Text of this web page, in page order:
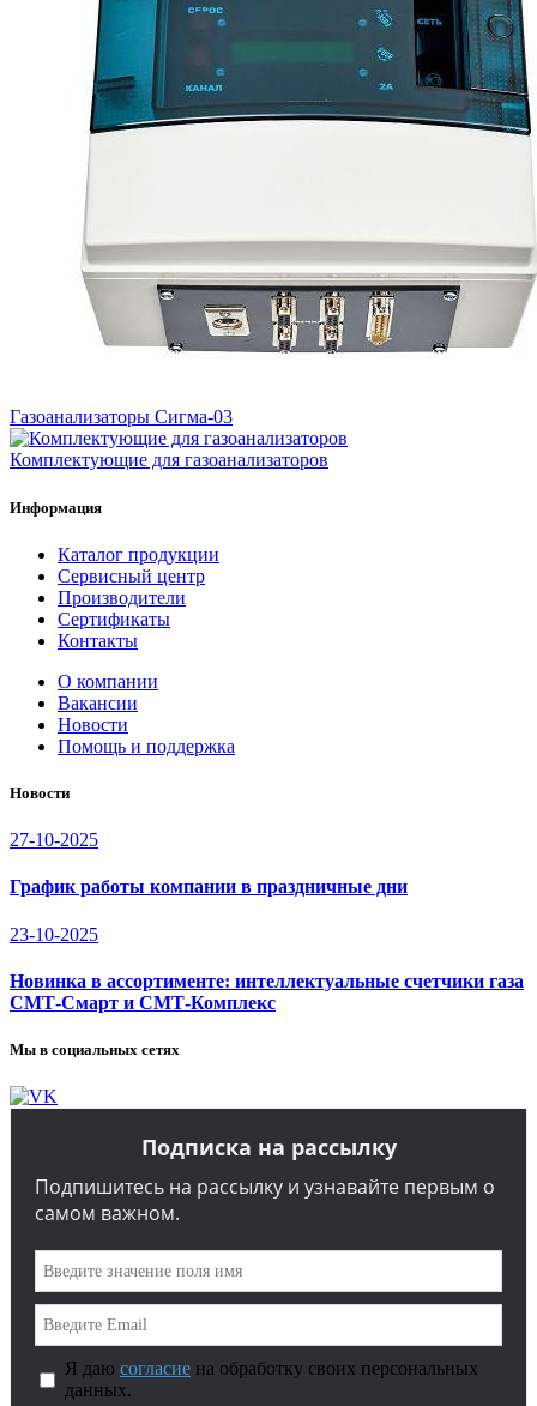
Газоанализаторы Сигма-03
Комплектующие для газоанализаторов
Информация
Каталог продукции
Сервисный центр
Производители
Сертификаты
Контакты
О компании
Вакансии
Новости
Помощь и поддержка
Новости
27-10-2025
График работы компании в праздничные дни
23-10-2025
Новинка в ассортименте: интеллектуальные счетчики газа
СМТ-Смарт и СМТ-Комплекс
Мы в социальных сетях
Подписка на рассылку
Подпишитесь на рассылку и узнавайте первым о
самом важном.
Я даю согласие на обработку своих персональных
данных.